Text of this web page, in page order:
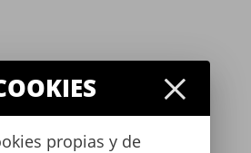
propias y de